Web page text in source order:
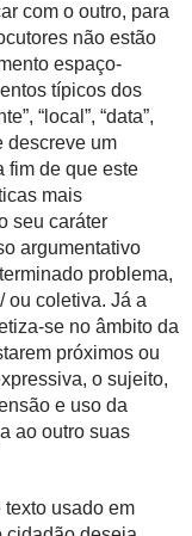
com o outro, para
não estão
espaço-
típicos dos
“local”, “data”,
descreve um
fim de que este
mais
seu caráter
argumentativo
problema,
ou coletiva. Já a
se no âmbito da
próximos ou
o sujeito,
e uso da
ao outro suas
texto usado em